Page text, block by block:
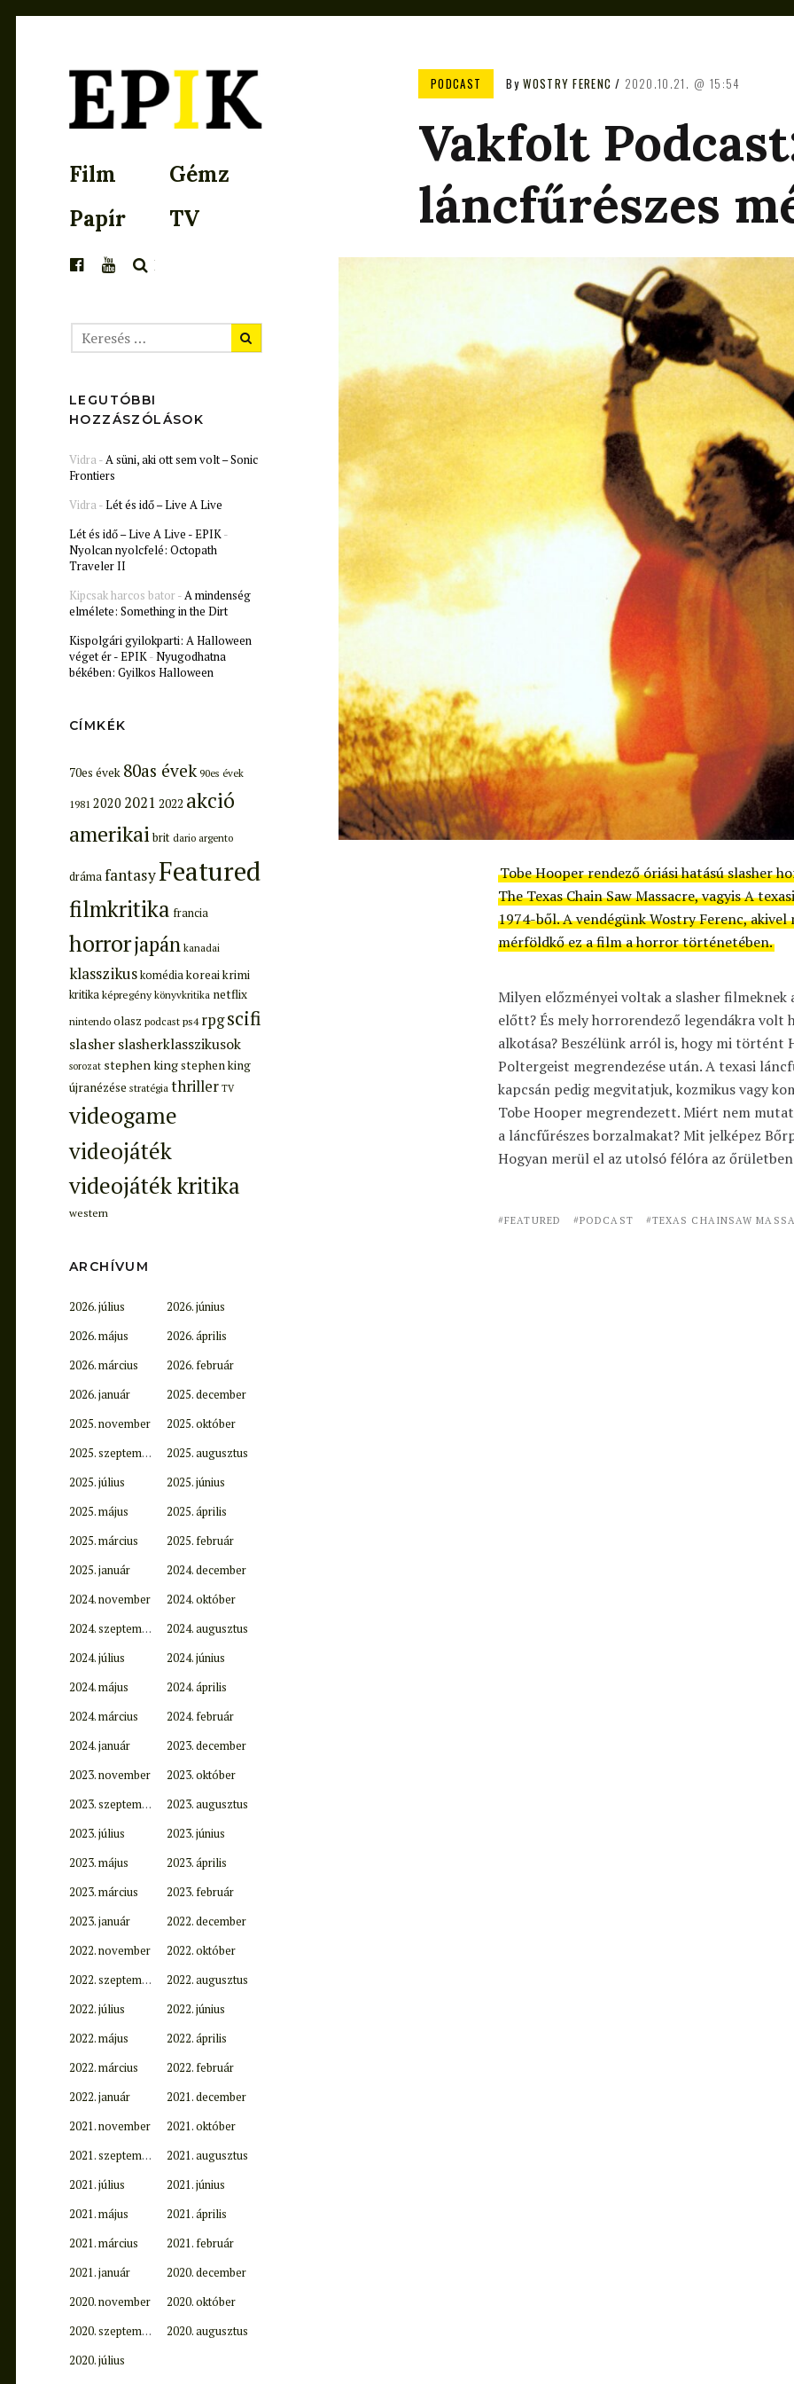
EPIK
Film
Gémz
Papír
TV
KERESÉS
PODCAST ByWOSTRY FERENC 2020.10.21. 15:54
Vakfolt
láncfűrészes
Tobe Hooperrendező óriási hatású slasher
The Texas Chain Saw Massacre,vagyisA
1974-ből. A vendégünkWostry Ferenc,
mérföldkő ez a film a horror történetében.
Milyen előzményei voltak a slasher filmeknek
előtt? És mely horrorendező legendákra volt
alkotása? Beszélünk arról is, hogy mi történt
Poltergeist megrendezése után. A texasi
kapcsán pedig megvitatjuk, kozmikus vagy
Tobe Hooper megrendezett. Miért nem
a láncfűrészes borzalmakat? Mit jelképez
Hogyan merül el az utolsó félóra az őrületben
FEATURED PODCAST TEXAS CHAINSAW
LEGUTÓBBI
HOZZÁSZÓLÁSOK
Vidra-A süni, aki ott sem volt – Sonic
Frontiers
Vidra-Lét és idő – Live A Live
Lét és idő – Live A Live - EPIK-
Nyolcan nyolcfelé: Octopath
Traveler II
Kipcsak harcos bator-A mindenség
elmélete: Something in the Dirt
Kispolgári gyilokparti: A Halloween
véget ér - EPIK-Nyugodhatna
békében: Gyilkos Halloween
CÍMKÉK
70es évek 80as évek 90es évek
1981 2020 2021 2022 akció
amerikaibrit dario argento
drámafantasyFeatured
filmkritika francia
horrorjapán kanadai
klasszikuskomédiakoreaikrimi
kritikaképregény könyvkritika netflix
nintendo olasz podcast ps4 rpgscifi
slasherslasherklasszikusok
sorozat stephen kingstephen king
újranézése stratégia thriller TV
videogame
videojáték
videojáték kritika
western
ARCHÍVUM
2026. július
2026. június
2026. május
2026. április
2026. március
2026. február
2026. január
2025. december
2025. november
2025. október
2025. szeptember
2025. augusztus
2025. július
2025. június
2025. május
2025. április
2025. március
2025. február
2025. január
2024. december
2024. november
2024. október
2024. szeptember
2024. augusztus
2024. július
2024. június
2024. május
2024. április
2024. március
2024. február
2024. január
2023. december
2023. november
2023. október
2023. szeptember
2023. augusztus
2023. július
2023. június
2023. május
2023. április
2023. március
2023. február
2023. január
2022. december
2022. november
2022. október
2022. szeptember
2022. augusztus
2022. július
2022. június
2022. május
2022. április
2022. március
2022. február
2022. január
2021. december
2021. november
2021. október
2021. szeptember
2021. augusztus
2021. július
2021. június
2021. május
2021. április
2021. március
2021. február
2021. január
2020. december
2020. november
2020. október
2020. szeptember
2020. augusztus
2020. július